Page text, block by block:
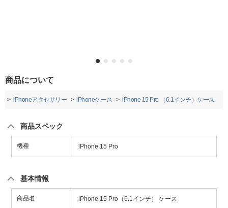
商品について
iPhoneアクセサリー iPhoneケース iPhone 15 Pro （6.1インチ）ケース
商品スペック
機種 iPhone 15 Pro
基本情報
商品名 iPhone 15 Pro（6.1インチ） ケース